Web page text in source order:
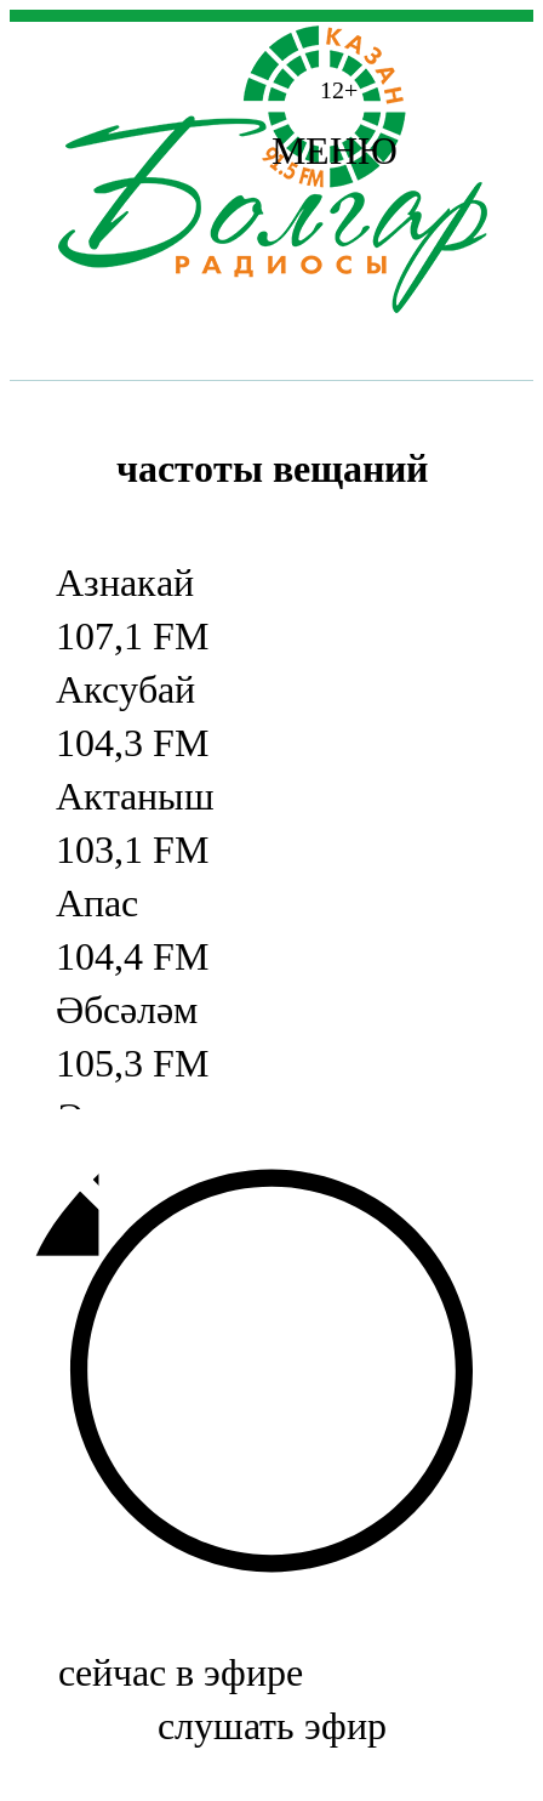
12+
МЕНЮ
частоты вещаний
Азнакай
107,1 FM
Аксубай
104,3 FM
Актаныш
103,1 FM
Апас
104,4 FM
Әбсәләм
105,3 FM
Әлмәт
92,9 FM
Базарлы матак
107,1 FM
Балык бистәсе
104,9 FM
Баулы
107,5 FM
Биләр
Болгар
сейчас в эфире
слушать эфир